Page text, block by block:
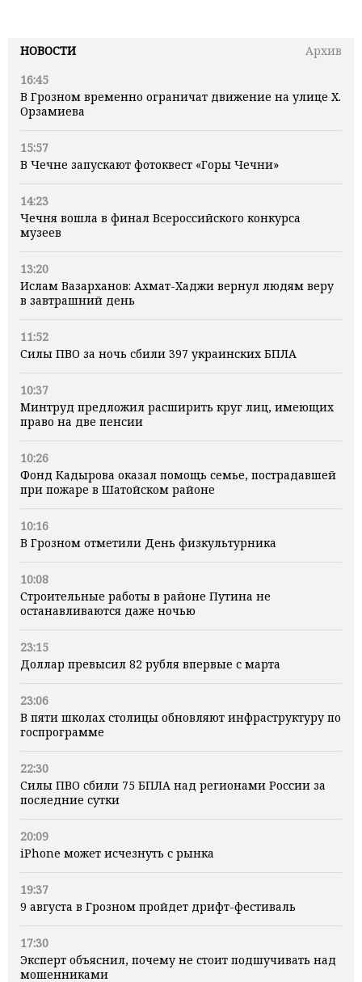
НОВОСТИ
Архив
16:45
В Грозном временно ограничат движение на улице Х.
Орзамиева
15:57
В Чечне запускают фотоквест «Горы Чечни»
14:23
Чечня вошла в финал Всероссийского конкурса
музеев
13:20
Ислам Вазарханов: Ахмат-Хаджи вернул людям веру
в завтрашний день
11:52
Силы ПВО за ночь сбили 397 украинских БПЛА
10:37
Минтруд предложил расширить круг лиц, имеющих
право на две пенсии
10:26
Фонд Кадырова оказал помощь семье, пострадавшей
при пожаре в Шатойском районе
10:16
В Грозном отметили День физкультурника
10:08
Строительные работы в районе Путина не
останавливаются даже ночью
23:15
Доллар превысил 82 рубля впервые с марта
23:06
В пяти школах столицы обновляют инфраструктуру по
госпрограмме
22:30
Силы ПВО сбили 75 БПЛА над регионами России за
последние сутки
20:09
iPhone может исчезнуть с рынка
19:37
9 августа в Грозном пройдет дрифт-фестиваль
17:30
Эксперт объяснил, почему не стоит подшучивать над
мошенниками